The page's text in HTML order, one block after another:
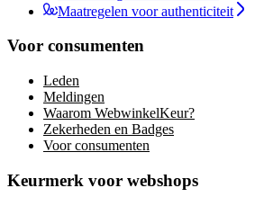
Maatregelen voor authenticiteit
Voor consumenten
Leden
Meldingen
Waarom WebwinkelKeur?
Zekerheden en Badges
Voor consumenten
Keurmerk voor webshops